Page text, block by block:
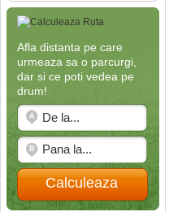
Afla distanta pe care
urmeaza sa o parcurgi,
dar si ce poti vedea pe
drum!
Calculeaza